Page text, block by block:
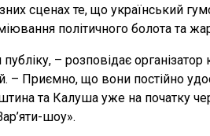
сценах те, що український
політичного болота та
– розповідає організатор
– Приємно, що вони постійно
та Калуша уже на початку
шоу».